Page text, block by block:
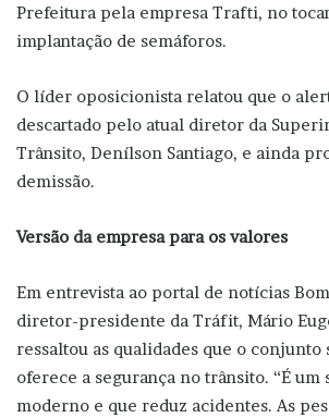
Prefeitura pela empresa Trafti, no
implantação de semáforos.
O líder oposicionista relatou que o
descartado pelo atual diretor da
Trânsito, Denílson Santiago, e ainda
demissão.
Versão da empresa para os valores
Em entrevista ao portal de notícias
diretor-presidente da Tráfit, Mário
ressaltou as qualidades que o conjunto
oferece a segurança no trânsito. “É um
moderno e que reduz acidentes. As